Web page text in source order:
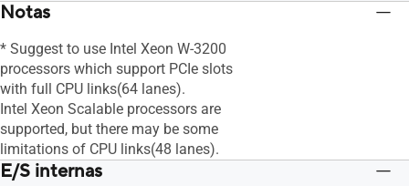
Notas
* Suggest to use Intel Xeon W-3200
processors which support PCIe slots
with full CPU links(64 lanes).
Intel Xeon Scalable processors are
supported, but there may be some
limitations of CPU links(48 lanes).
E/S internas